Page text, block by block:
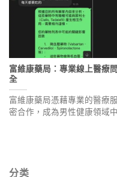
分类
富維康藥局：專業線上醫療
全
富維康藥局憑藉專業的醫療
密合作，成為男性健康領域